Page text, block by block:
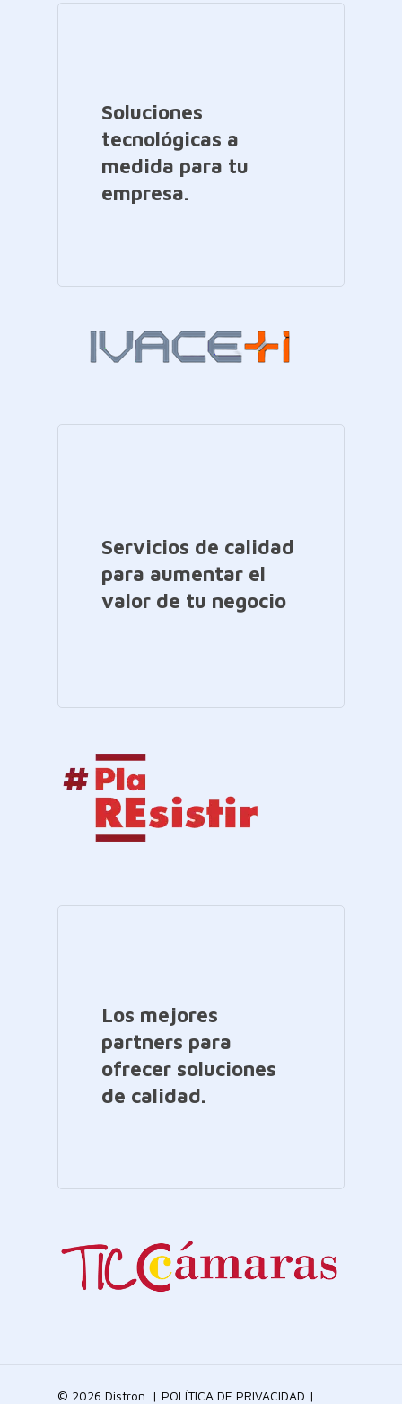
Soluciones
tecnológicas a
medida para tu
empresa.
Servicios de calidad
para aumentar el
valor de tu negocio
Los mejores
partners para
ofrecer soluciones
de calidad.
© 2026 Distron. | POLÍTICA DE PRIVACIDAD |